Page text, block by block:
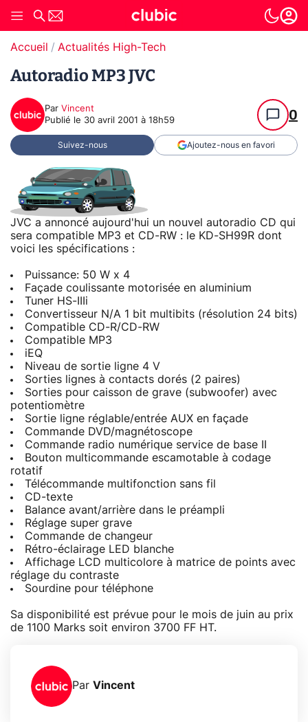
Accueil Actualités High-Tech
Autoradio MP3 JVC
Par Vincent
Publié le 30 avril 2001 à 18h59 0
Suivez-nous Ajoutez-nous en favori
JVC a annoncé aujourd'hui un nouvel autoradio CD qui
sera compatible MP3 et CD-RW : le KD-SH99R dont
voici les spécifications :
Puissance: 50 W x 4
Façade coulissante motorisée en aluminium
Tuner HS-IIIi
Convertisseur N/A 1 bit multibits (résolution 24 bits)
Compatible CD-R/CD-RW
Compatible MP3
iEQ
Niveau de sortie ligne 4 V
Sorties lignes à contacts dorés (2 paires)
Sorties pour caisson de grave (subwoofer) avec
potentiomètre
Sortie ligne réglable/entrée AUX en façade
Commande DVD/magnétoscope
Commande radio numérique service de base II
Bouton multicommande escamotable à codage
rotatif
Télécommande multifonction sans fil
CD-texte
Balance avant/arrière dans le préampli
Réglage super grave
Commande de changeur
Rétro-éclairage LED blanche
Affichage LCD multicolore à matrice de points avec
réglage du contraste
Sourdine pour téléphone
Sa disponibilité est prévue pour le mois de juin au prix
de 1100 Marks soit environ 3700 FF HT.
Par Vincent